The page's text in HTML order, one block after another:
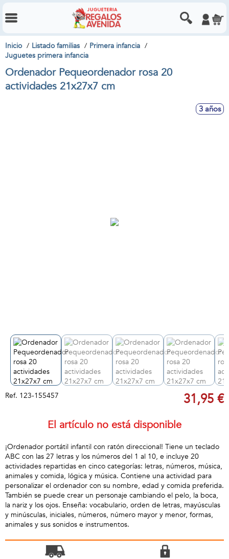
Inicio Listado familias
Primera infancia
Juguetes primera infancia
Ordenador Pequeordenador rosa 20
actividades 21x27x7 cm
3 años
Ref. 123-155457 31,95 €
El artículo no está disponible
¡Ordenador portátil infantil con ratón direccional! Tiene un teclado
ABC con las 27 letras y los números del 1 al 10, e incluye 20
actividades repartidas en cinco categorías: letras, números, música,
animales y comida, lógica y música. Contiene una actividad para
personalizar el ordenador con su nombre, edad y comida preferida.
También se puede crear un personaje cambiando el pelo, la boca,
la nariz y los ojos. Enseña: vocabulario, orden de letras, mayúsculas
y minúsculas, iniciales, números, número mayor y menor, formas,
animales y sus sonidos e instrumentos.